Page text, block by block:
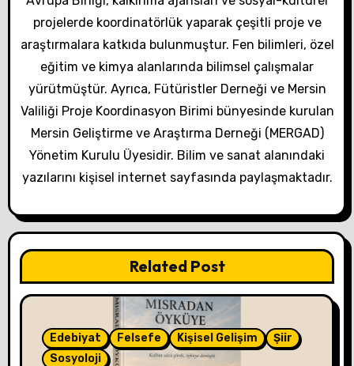
projelerde koordinatörlük yaparak çeşitli proje ve
araştırmalara katkıda bulunmuştur. Fen bilimleri, özel
eğitim ve kimya alanlarında bilimsel çalışmalar
yürütmüştür. Ayrıca, Fütüristler Derneği ve Mersin
Valiliği Proje Koordinasyon Birimi bünyesinde kurulan
Mersin Geliştirme ve Araştırma Derneği (MERGAD)
Yönetim Kurulu Üyesidir. Bilim ve sanat alanındaki
yazılarını kişisel internet sayfasında paylaşmaktadır.
Related Post
Edebiyat Felsefe Kişisel Gelişim
Şiir
Sosyoloji